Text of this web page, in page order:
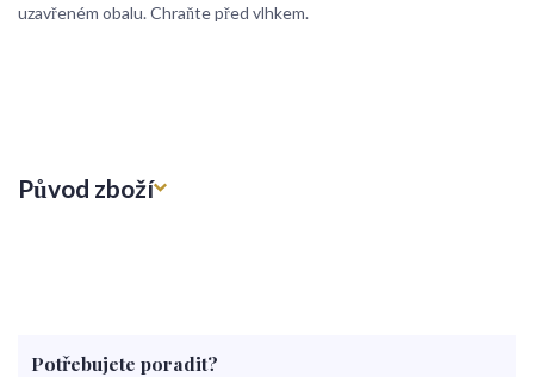
uzavřeném obalu. Chraňte před vlhkem.
Původ zboží
Potřebujete poradit?